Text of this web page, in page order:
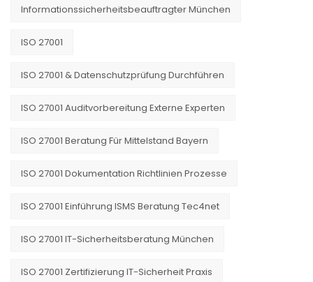
Informationssicherheitsbeauftragter München
ISO 27001
ISO 27001 & Datenschutzprüfung Durchführen
ISO 27001 Auditvorbereitung Externe Experten
ISO 27001 Beratung Für Mittelstand Bayern
ISO 27001 Dokumentation Richtlinien Prozesse
ISO 27001 Einführung ISMS Beratung Tec4net
ISO 27001 IT-Sicherheitsberatung München
ISO 27001 Zertifizierung IT-Sicherheit Praxis